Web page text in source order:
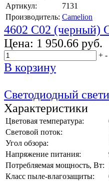
Артикул:
7131
Производитель: Camelion
4602 С02 (черный)
Цена: 1 950.66 руб.
+ -
В корзину
Светодиодный
Характеристики
Цветовая температура:
Световой поток:
Угол обзора:
Напряжение питания:
Потребляемая мощность, Вт:
Класс пыле-влагозащиты: